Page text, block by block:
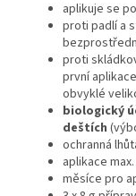
aplikuje se
proti padlí a
proti
první
obvyklé
biologický
deštích
ochranná
aplikace
měsíce pro